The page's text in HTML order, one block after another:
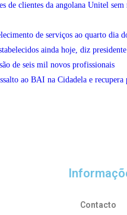
de clientes da angolana Unitel sem
de serviços ao quarto dia
ainda hoje, diz presidente
de seis mil novos profissionais
ao BAI na Cidadela e
Contacto